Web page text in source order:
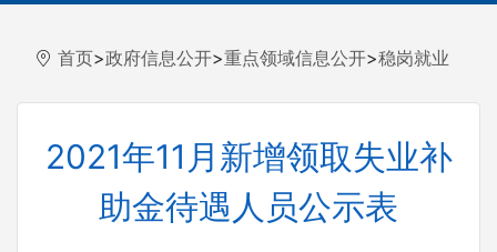
首页>政府信息公开>重点领域信息公开>稳岗就业
2021年11月新增领取失业补
助金待遇人员公示表